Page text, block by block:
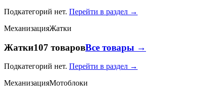
Подкатегорий нет. Перейти в раздел →
МеханизацияЖатки
Жатки107 товаровВсе товары →
Подкатегорий нет. Перейти в раздел →
МеханизацияМотоблоки